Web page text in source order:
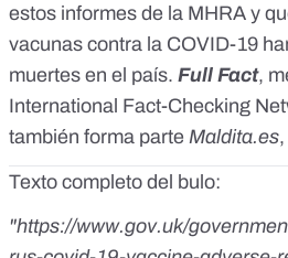
estos informes de la MHRA y
vacunas contra la COVID-19
muertes en el país. Full Fact,
International Fact-Checking
también forma parte Maldita.es,
Texto completo del bulo:
"https://www.gov.uk/